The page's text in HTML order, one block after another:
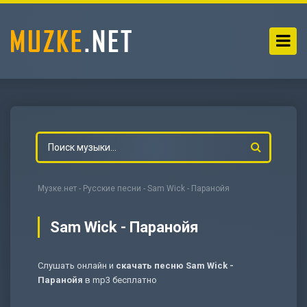
Музке.нет - Русские песни - Sam Wick - Паранойя
Sam Wick - Паранойя
Слушать онлайн и скачать песню Sam Wick -
Паранойя в mp3 бесплатно